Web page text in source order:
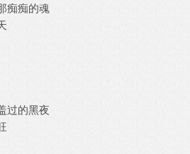
痴痴的魂
过的黑夜